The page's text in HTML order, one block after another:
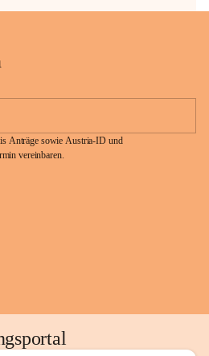
Anträge sowie Austria-ID und
vereinbaren.